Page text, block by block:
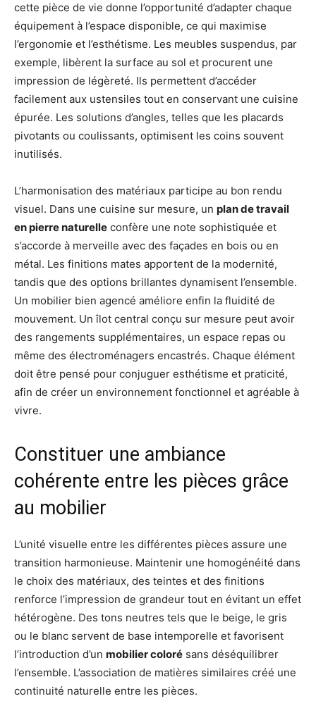
cette pièce de vie donne l’opportunité d’adapter chaque
équipement à l’espace disponible, ce qui maximise
l’ergonomie et l’esthétisme. Les meubles suspendus, par
exemple, libèrent la surface au sol et procurent une
impression de légèreté. Ils permettent d’accéder
facilement aux ustensiles tout en conservant une cuisine
épurée. Les solutions d’angles, telles que les placards
pivotants ou coulissants, optimisent les coins souvent
inutilisés.
L’harmonisation des matériaux participe au bon rendu
visuel. Dans une cuisine sur mesure, un plan de travail
en pierre naturelle confère une note sophistiquée et
s’accorde à merveille avec des façades en bois ou en
métal. Les finitions mates apportent de la modernité,
tandis que des options brillantes dynamisent l’ensemble.
Un mobilier bien agencé améliore enfin la fluidité de
mouvement. Un îlot central conçu sur mesure peut avoir
des rangements supplémentaires, un espace repas ou
même des électroménagers encastrés. Chaque élément
doit être pensé pour conjuguer esthétisme et praticité,
afin de créer un environnement fonctionnel et agréable à
vivre.
Constituer une ambiance
cohérente entre les pièces grâce
au mobilier
L’unité visuelle entre les différentes pièces assure une
transition harmonieuse. Maintenir une homogénéité dans
le choix des matériaux, des teintes et des finitions
renforce l’impression de grandeur tout en évitant un effet
hétérogène. Des tons neutres tels que le beige, le gris
ou le blanc servent de base intemporelle et favorisent
l’introduction d’un mobilier coloré sans déséquilibrer
l’ensemble. L’association de matières similaires créé une
continuité naturelle entre les pièces.